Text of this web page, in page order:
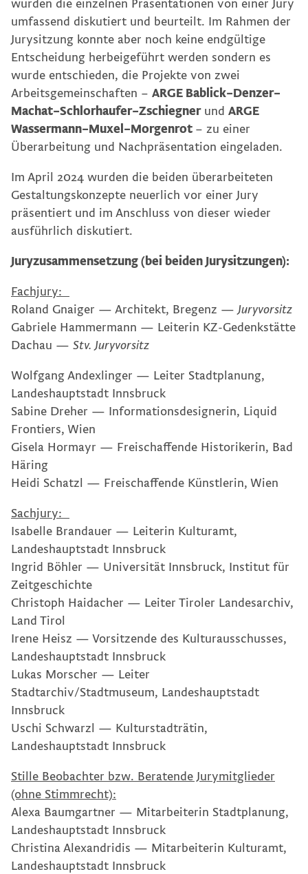
wurden die einzelnen Präsentationen von einer Jury
umfassend diskutiert und beurteilt. Im Rahmen der
Jurysitzung konnte aber noch keine endgültige
Entscheidung herbeigeführt werden sondern es
wurde entschieden, die Projekte von zwei
Arbeitsgemeinschaften – ARGE Bablick–Denzer–
Machat–Schlorhaufer–Zschiegnerund ARGE
Wassermann–Muxel–Morgenrot – zu einer
Überarbeitung und Nachpräsentation eingeladen.
Im April 2024 wurden die beiden überarbeiteten
Gestaltungskonzepte neuerlich vor einer Jury
präsentiert und im Anschluss von dieser wieder
ausführlich diskutiert.
Juryzusammensetzung (bei beiden Jurysitzungen):
Fachjury:
Roland Gnaiger — Architekt, Bregenz — Juryvorsitz
Gabriele Hammermann — Leiterin KZ-Gedenkstätte
Dachau — Stv. Juryvorsitz
Wolfgang Andexlinger — Leiter Stadtplanung,
Landeshauptstadt Innsbruck
Sabine Dreher — Informationsdesignerin, Liquid
Frontiers, Wien
Gisela Hormayr — Freischaﬀende Historikerin, Bad
Häring
Heidi Schatzl — Freischaﬀende Künstlerin, Wien
Sachjury:
Isabelle Brandauer — Leiterin Kulturamt,
Landeshauptstadt Innsbruck
Ingrid Böhler — Universität Innsbruck, Institut für
Zeitgeschichte
Christoph Haidacher — Leiter Tiroler Landesarchiv,
Land Tirol
Irene Heisz — Vorsitzende des Kulturausschusses,
Landeshauptstadt Innsbruck
Lukas Morscher — Leiter
Stadtarchiv/Stadtmuseum, Landeshauptstadt
Innsbruck
Uschi Schwarzl — Kulturstadträtin,
Landeshauptstadt Innsbruck
Stille Beobachter bzw. Beratende Jurymitglieder
(ohne Stimmrecht):
Alexa Baumgartner — Mitarbeiterin Stadtplanung,
Landeshauptstadt Innsbruck
Christina Alexandridis — Mitarbeiterin Kulturamt,
Landeshauptstadt Innsbruck